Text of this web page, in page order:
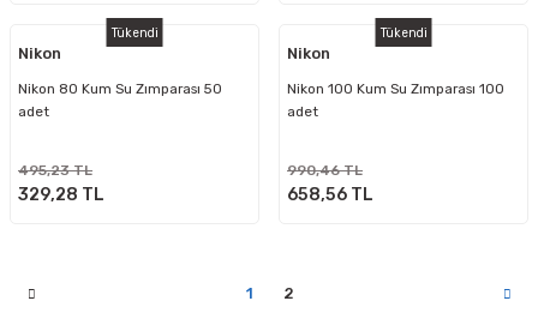
Tükendi
Nikon
Nikon 80 Kum Su Zımparası 50
adet
495,23 TL
329,28 TL
Tükendi
Nikon
Nikon 100 Kum Su Zımparası 100
adet
990,46 TL
658,56 TL
1 2